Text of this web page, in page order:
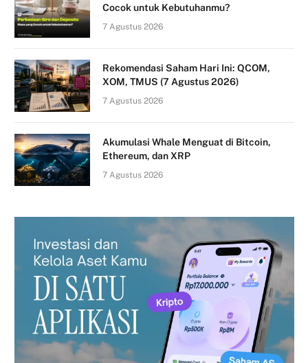
Cocok untuk Kebutuhanmu?
7 Agustus 2026
Rekomendasi Saham Hari Ini: QCOM,
XOM, TMUS (7 Agustus 2026)
7 Agustus 2026
Akumulasi Whale Menguat di Bitcoin,
Ethereum, dan XRP
7 Agustus 2026